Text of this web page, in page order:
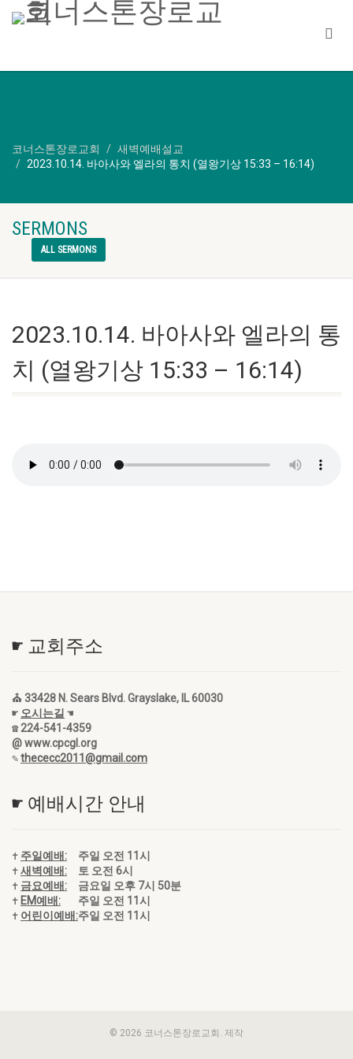
코너스톤장로교회
새벽예배설교
2023.10.14. 바아사와 엘라의 통치 (열왕기상 15:33 – 16:14)
SERMONS
ALL SERMONS
2023.10.14. 바아사와 엘라의 통
치 (열왕기상 15:33 – 16:14)
☛ 교회주소
⛪ 33428 N. Sears Blvd. Grayslake, IL 60030
☛ 오시는길 ☚
☎ 224-541-4359
@ www.cpcgl.org
✎thececc2011@gmail.com
☛ 예배시간 안내
✝ 주일예배:
주일 오전 11시
✝새벽예배:
토 오전 6시
✝ 금요예배:
금요일 오후 7시 50분
✝ EM예배:
주일 오전 11시
✝ 어린이예배:주일 오전 11시
© 2026 코너스톤장로교회. 제작